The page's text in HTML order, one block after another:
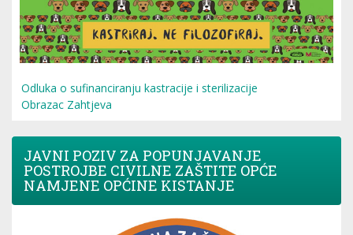
Odluka o sufinanciranju kastracije i sterilizacije
Obrazac Zahtjeva
JAVNI POZIV ZA POPUNJAVANJE
POSTROJBE CIVILNE ZAŠTITE OPĆE
NAMJENE OPĆINE KISTANJE